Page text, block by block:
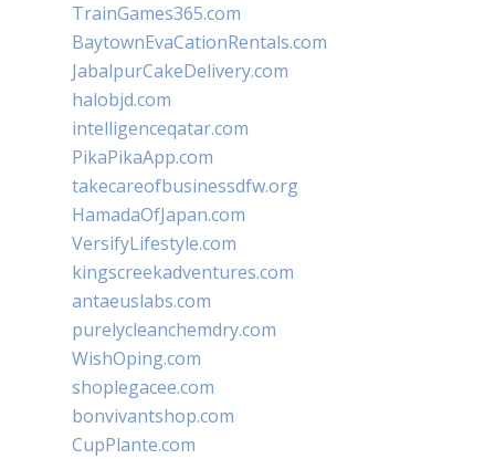
TrainGames365.com
BaytownEvaCationRentals.com
JabalpurCakeDelivery.com
halobjd.com
intelligenceqatar.com
PikaPikaApp.com
takecareofbusinessdfw.org
HamadaOfJapan.com
VersifyLifestyle.com
kingscreekadventures.com
antaeuslabs.com
purelycleanchemdry.com
WishOping.com
shoplegacee.com
bonvivantshop.com
CupPlante.com